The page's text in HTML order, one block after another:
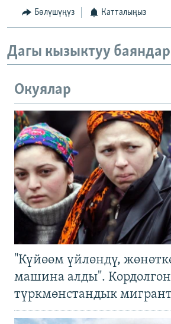
Бөлүшүңүз Катталыңыз
Дагы кызыктуу баяндар
Окуялар
"Күйөөм үйлөндү,
машина алды". Кордолгон
түркмөнстандык